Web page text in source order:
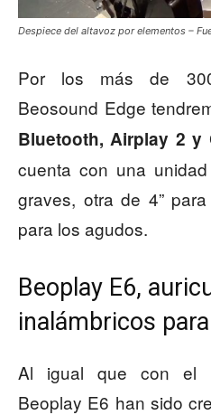
Despiece del altavoz por elementos –
Por los más de
Beosound Edge
Bluetooth, Airplay 2 y
cuenta con una
graves, otra de 4”
para los agudos.
Beoplay E6,
inalámbricos
Al igual que con el
Beoplay E6 han sido